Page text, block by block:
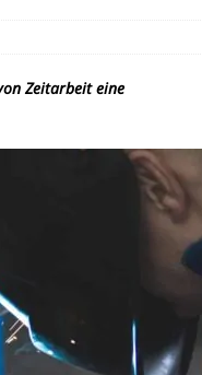
Zeitarbeit eine